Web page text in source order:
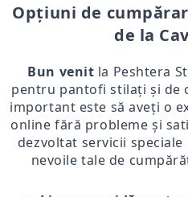
Opțiuni de
de la
Bun venit la Peshtera
pentru pantofi stilați și de
important este să aveți o
online fără probleme și
dezvoltat servicii
nevoile tale de